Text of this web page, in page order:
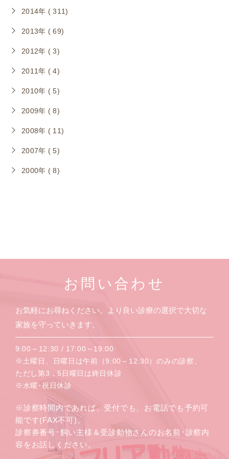
2014年 ( 311)
2013年 ( 69)
2012年 ( 3)
2011年 ( 4)
2010年 ( 5)
2009年 ( 8)
2008年 ( 11)
2007年 ( 5)
2000年 ( 8)
お問い合わせ
お気軽にお尋ねください。より良い診療の選択で大切な
家族を守っていきます。
9:00～12:30 / 17:00～19:00
※土曜日、日曜日は午前（9:00～12:30）のみの診察、
ただし第3，5日曜日は終日休診
※水曜･祝日休診
※診察時間内であれば、受付でも、お電話でも予約可
能です(FAX不可)。
診察券番号･飼い主様＆受診動物さんのお名前･診察内
容をお話しください。